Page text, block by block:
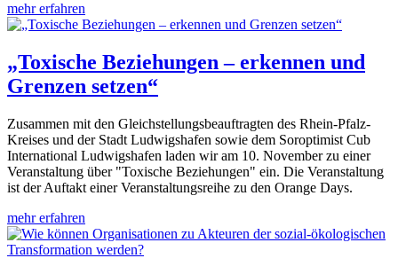
mehr erfahren
„Toxische Beziehungen – erkennen und
Grenzen setzen“
Zusammen mit den Gleichstellungsbeauftragten des Rhein-Pfalz-
Kreises und der Stadt Ludwigshafen sowie dem Soroptimist Cub
International Ludwigshafen laden wir am 10. November zu einer
Veranstaltung über "Toxische Beziehungen" ein. Die Veranstaltung
ist der Auftakt einer Veranstaltungsreihe zu den Orange Days.
mehr erfahren